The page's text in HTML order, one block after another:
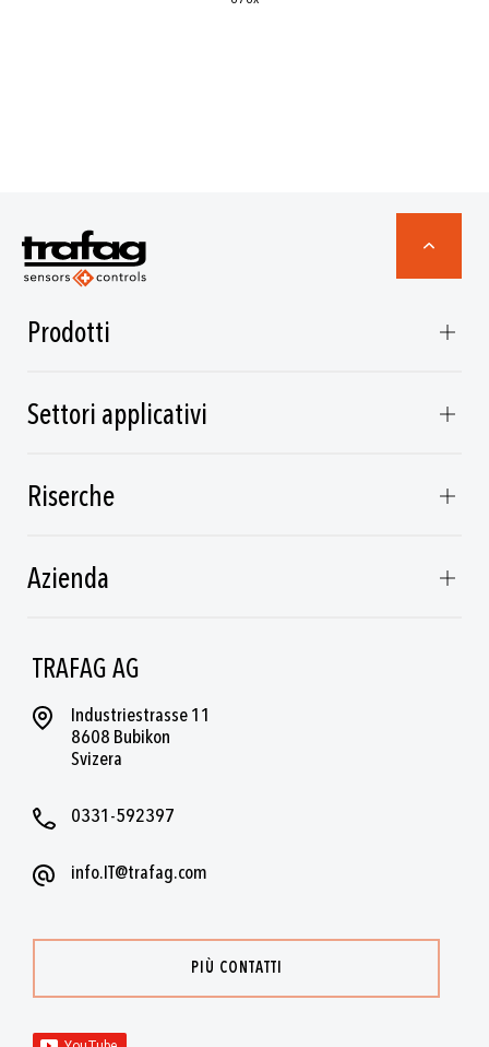
TRAFAG AG
Industriestrasse 11
8608 Bubikon
Svizera
0331-592397
info.IT@trafag.com
PIÙ CONTATTI
Prodotti
Settori applicativi
Riserche
Azienda